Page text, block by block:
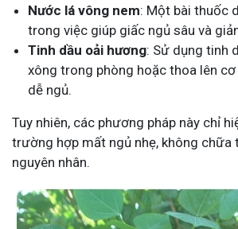
Nước lá vông nem: Một bài thuốc
trong việc giúp giấc ngủ sâu và
Tinh dầu oải hương: Sử dụng tinh
xông trong phòng hoặc thoa lên
dễ ngủ.
Tuy nhiên, các phương pháp này chỉ
trường hợp mất ngủ nhẹ, không
nguyên nhân.